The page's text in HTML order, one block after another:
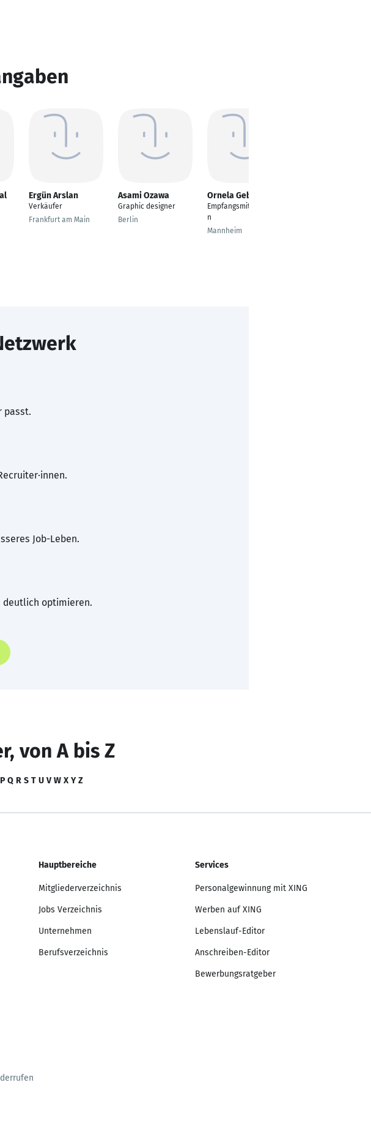
Ergün Arslan
Verkäufer
Frankfurt am Main
Asami Ozawa
Graphic designer
Berlin
Ornela Gebhardt
Empfangsmitarbeiteri
n
Mannheim
passt.
Job-Leben.
deutlich optimieren.
von A bis Z
P Q R S T U V W X Y Z
Hauptbereiche
Mitgliederverzeichnis
Jobs Verzeichnis
Unternehmen
Berufsverzeichnis
Services
Personalgewinnung mit XING
Werben auf XING
Lebenslauf-Editor
Anschreiben-Editor
Bewerbungsratgeber